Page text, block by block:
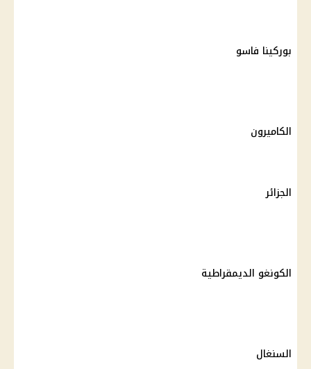
بوركينا فاسو
الكاميرون
الجزائر
الكونغو الديمقراطية
السنغال